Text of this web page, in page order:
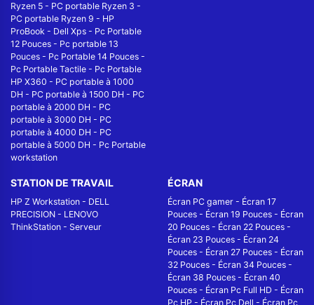
Ryzen 5 - PC portable Ryzen 3 -
PC portable Ryzen 9 - HP
ProBook - Dell Xps - Pc Portable
12 Pouces - Pc portable 13
Pouces - Pc Portable 14 Pouces -
Pc Portable Tactile - Pc Portable
HP X360 - PC portable à 1000
DH - PC portable à 1500 DH - PC
portable à 2000 DH - PC
portable à 3000 DH - PC
portable à 4000 DH - PC
portable à 5000 DH - Pc Portable
workstation
STATION DE TRAVAIL
HP Z Workstation - DELL
PRECISION - LENOVO
ThinkStation - Serveur
ÉCRAN
Écran PC gamer - Écran 17
Pouces - Écran 19 Pouces - Écran
20 Pouces - Écran 22 Pouces -
Écran 23 Pouces - Écran 24
Pouces - Écran 27 Pouces - Écran
32 Pouces - Écran 34 Pouces -
Écran 38 Pouces - Écran 40
Pouces - Écran Pc Full HD - Écran
Pc HP - Écran Pc Dell - Écran Pc